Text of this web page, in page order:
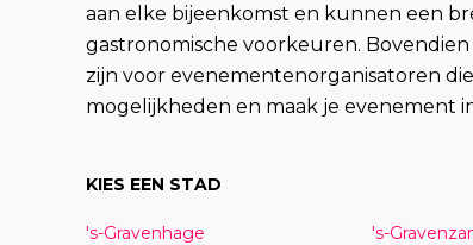
aan elke bijeenkomst en kunnen een
gastronomische voorkeuren.
zijn voor evenementenorganisatoren
mogelijkheden en maak je evenement
KIES EEN STAD
's-Gravenhage 's-